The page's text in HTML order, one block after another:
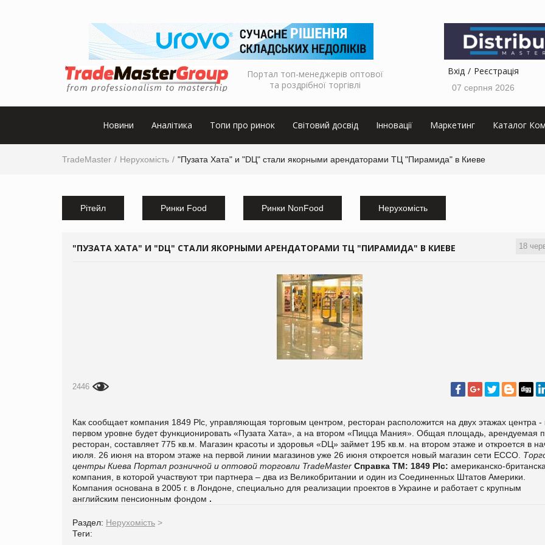
Портал топ-менеджерів оптової
та роздрібної торгівлі
Вхід Реєстрація
07 серпня 2026
Новини Аналітика Топи про ринок Світовий досвід Інновації Маркетинг Каталог
TradeMaster Нерухомість "Пузата Хата" и "DЦ" стали якорными арендаторами ТЦ "Пирамида" в Киеве
Рітейл Ринки Food Ринки NonFood Нерухомість
18
"ПУЗАТА ХАТА" И "DЦ" СТАЛИ ЯКОРНЫМИ АРЕНДАТОРАМИ ТЦ "ПИРАМИДА" В КИЕВЕ
2446
Как сообщает компания 1849 Plc, управляющая торговым центром, ресторан расположится на двух этажах центра -
первом уровне будет функционировать «Пузата Хата», а на втором «Пицца Мания». Общая площадь, арендуемая
ресторан, составляет 775 кв.м. Магазин красоты и здоровья «DЦ» займет 195 кв.м. на втором этаже и откроется в
июля. 26 июня на втором этаже на первой линии магазинов уже 26 июня откроется новый магазин сети ECCO.
центры Киева Портал розничной и оптовой торговли TradeMaster Справка ТМ: 1849 Plc: американско-
компания, в которой участвуют три партнера – два из Великобритании и один из Соединенных Штатов Америки.
Компания основана в 2005 г. в Лондоне, специально для реализации проектов в Украине и работает с крупным
английским пенсионным фондом .
Раздел: Нерухомість >
Теги: